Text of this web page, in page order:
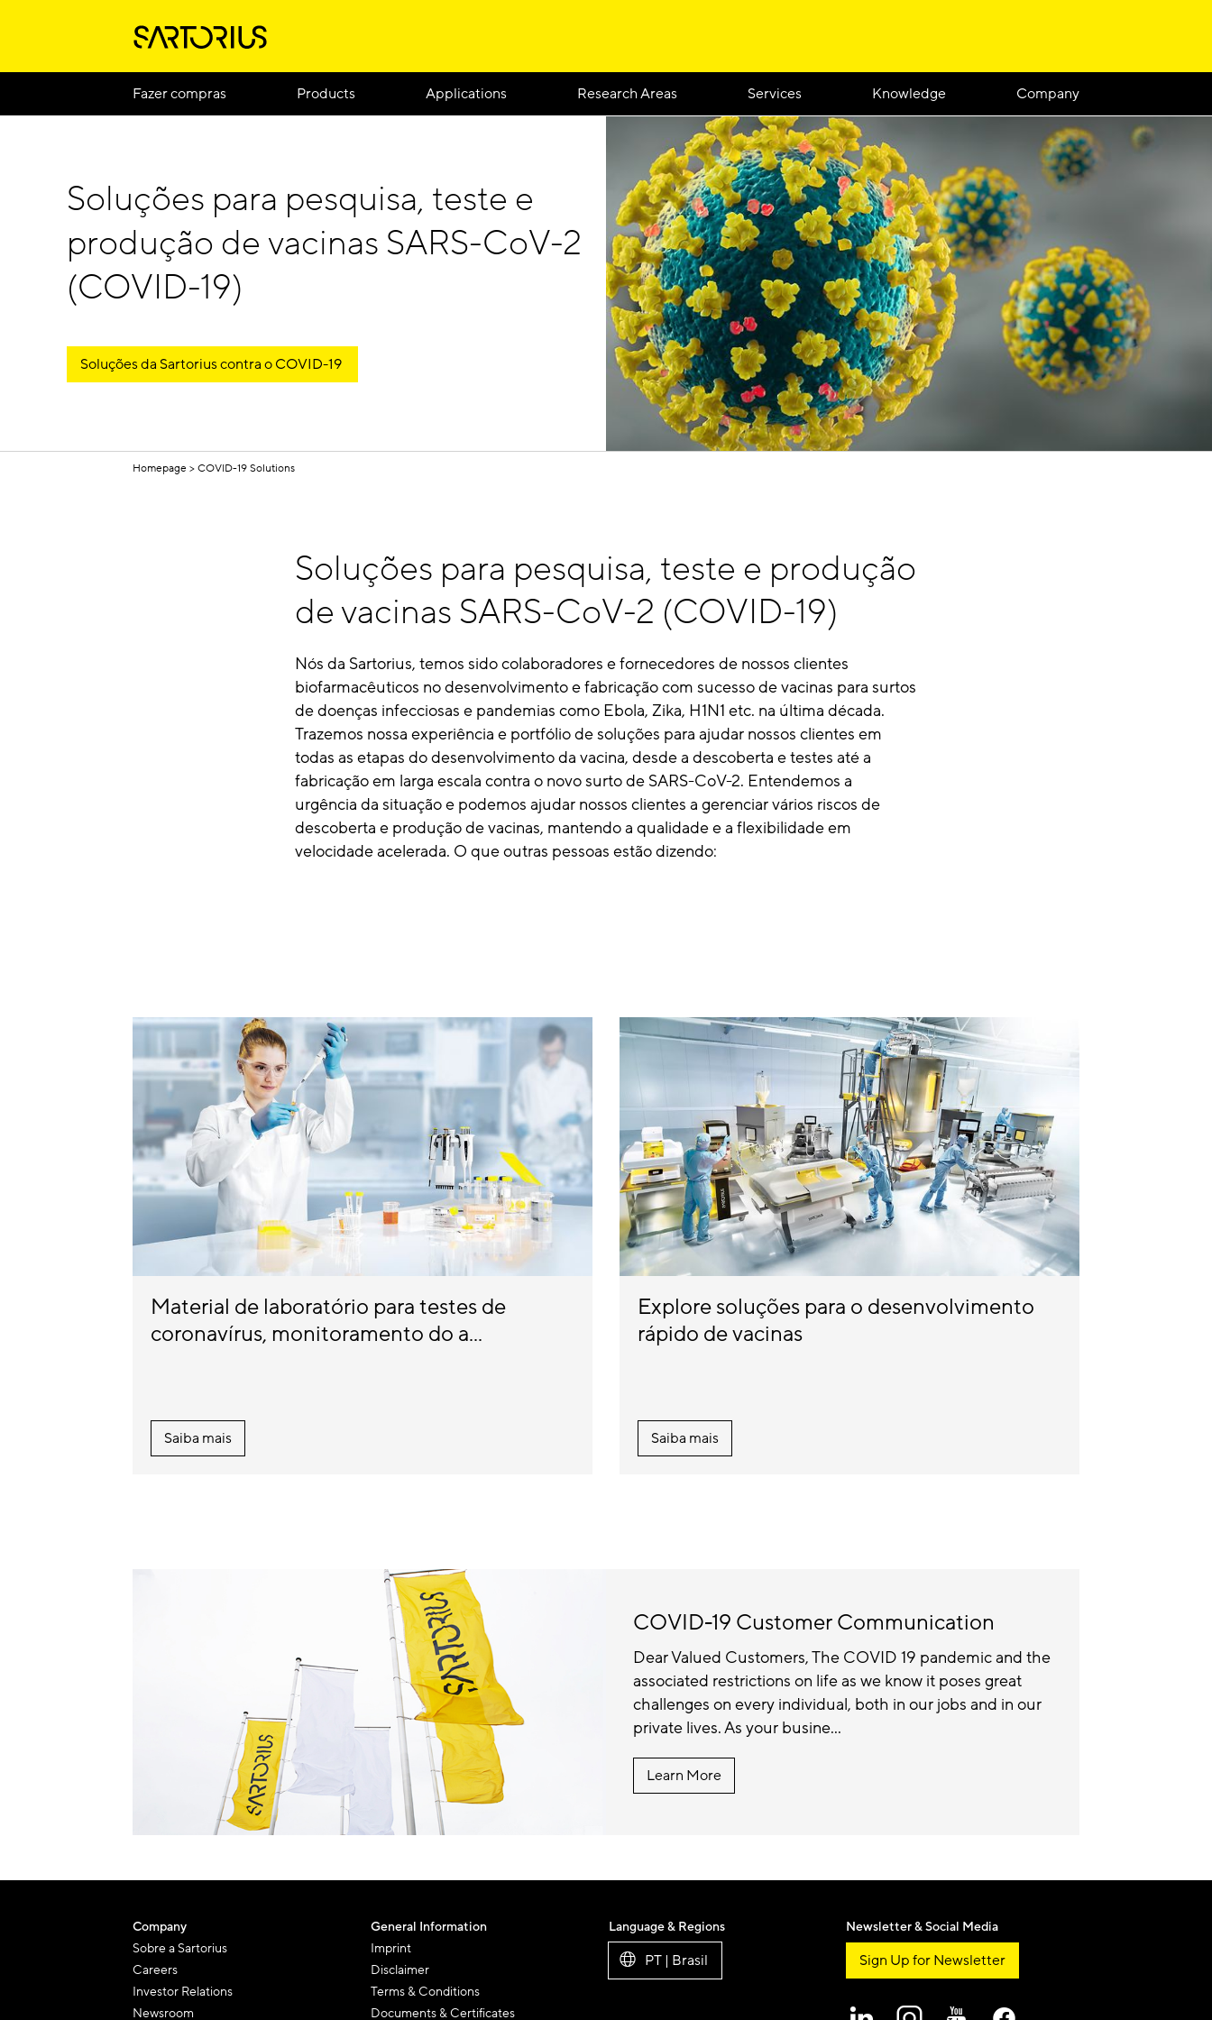
Fazer compras Products Applications Research Areas Services Knowledge Company
Soluções para pesquisa, teste e
produção de vacinas SARS-CoV-2
(COVID-19)
Soluções da Sartorius contra o COVID-19
Homepage COVID-19 Solutions
Soluções para pesquisa, teste e produção
de vacinas SARS-CoV-2 (COVID-19)
Nós da Sartorius, temos sido colaboradores e fornecedores de nossos clientes
biofarmacêuticos no desenvolvimento e fabricação com sucesso de vacinas para surtos
de doenças infecciosas e pandemias como Ebola, Zika, H1N1 etc. na última década.
Trazemos nossa experiência e portfólio de soluções para ajudar nossos clientes em
todas as etapas do desenvolvimento da vacina, desde a descoberta e testes até a
fabricação em larga escala contra o novo surto de SARS-CoV-2. Entendemos a
urgência da situação e podemos ajudar nossos clientes a gerenciar vários riscos de
descoberta e produção de vacinas, mantendo a qualidade e a flexibilidade em
velocidade acelerada. O que outras pessoas estão dizendo:
Material de laboratório para testes de
coronavírus, monitoramento do a...
Saiba mais
Explore soluções para o desenvolvimento
rápido de vacinas
Saiba mais
COVID-19 Customer Communication
Dear Valued Customers, The COVID 19 pandemic and the
associated restrictions on life as we know it poses great
challenges on every individual, both in our jobs and in our
private lives. As your busine...
Learn More
Company
Sobre a Sartorius
Careers
Investor Relations
Newsroom
General Information
Imprint
Disclaimer
Terms & Conditions
Documents & Certificates
Language & Regions
PT | Brasil
Newsletter & Social Media
Sign Up for Newsletter